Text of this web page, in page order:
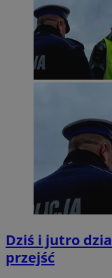
Dziś i jutro
przejść